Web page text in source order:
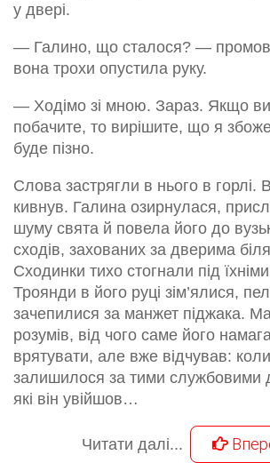
у двері.
— Галино, що сталося? —
вона трохи опустила руку.
— Ходімо зі мною. Зараз. Якщо ви
побачите, то вирішите, що я
буде пізно.
Слова застрягли в нього в горлі.
кивнув. Галина озирнулася,
шуму свята й повела його до
сходів, захованих за дверима
Сходинки тихо стогнали під
Троянди в його руці зім’ялися,
зачепилися за манжет піджака.
розумів, від чого саме його
врятувати, але вже відчував:
залишилося за тими службовими
які він увійшов…
Читати далі...